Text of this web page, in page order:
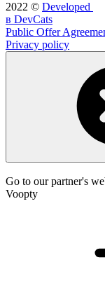
2022 © Developed
в DevCats
Public Offer
Privacy policy
Go to our partner's
Voopty